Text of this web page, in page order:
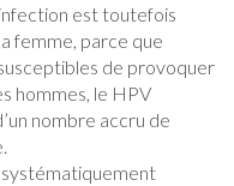
est toutefois
femme, parce que
de provoquer
hommes, le HPV
nombre accru de